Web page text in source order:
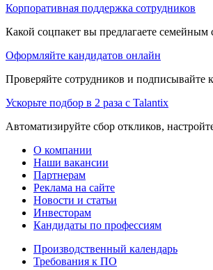
Корпоративная поддержка сотрудников
Какой соцпакет вы предлагаете семейным
Оформляйте кандидатов онлайн
Проверяйте сотрудников и подписывайте
Ускорьте подбор в 2 раза с Talantix
Автоматизируйте сбор откликов,
О компании
Наши вакансии
Партнерам
Реклама на сайте
Новости и статьи
Инвесторам
Кандидаты по профессиям
Производственный календарь
Требования к ПО